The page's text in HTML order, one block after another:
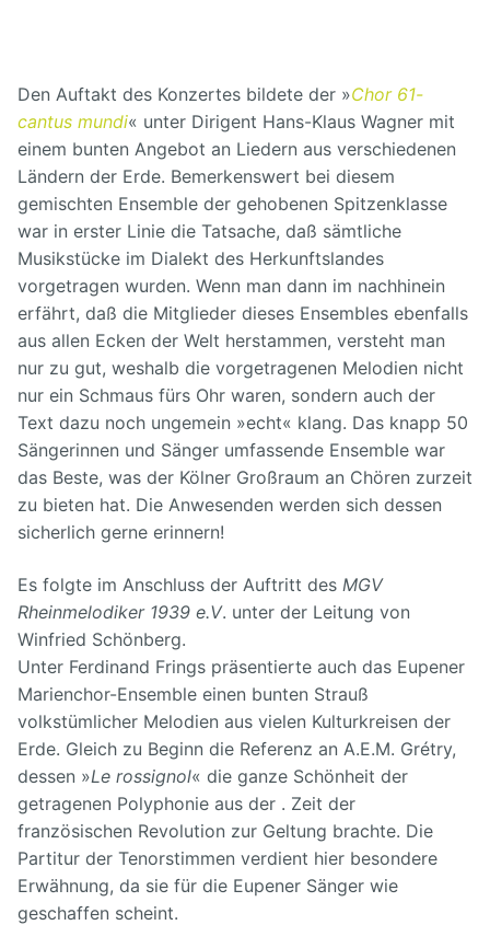
Den Auftakt des Konzertes bildete der »Chor 61-
cantus mundi« unter Dirigent Hans-Klaus Wagner mit
einem bunten Angebot an Liedern aus verschiedenen
Ländern der Erde. Bemerkenswert bei diesem
gemischten Ensemble der gehobenen Spitzenklasse
war in erster Linie die Tatsache, daß sämtliche
Musikstücke im Dialekt des Herkunftslandes
vorgetragen wurden. Wenn man dann im nachhinein
erfährt, daß die Mitglieder dieses Ensembles ebenfalls
aus allen Ecken der Welt herstammen, versteht man
nur zu gut, weshalb die vorgetragenen Melodien nicht
nur ein Schmaus fürs Ohr waren, sondern auch der
Text dazu noch ungemein »echt« klang. Das knapp 50
Sängerinnen und Sänger umfassende Ensemble war
das Beste, was der Kölner Großraum an Chören zurzeit
zu bieten hat. Die Anwesenden werden sich dessen
sicherlich gerne erinnern!
Es folgte im Anschluss der Auftritt des MGV
Rheinmelodiker 1939 e.V. unter der Leitung von
Winfried Schönberg.
Unter Ferdinand Frings präsentierte auch das Eupener
Marienchor-Ensemble einen bunten Strauß
volkstümlicher Melodien aus vielen Kulturkreisen der
Erde. Gleich zu Beginn die Referenz an A.E.M. Grétry,
dessen »Le rossignol« die ganze Schönheit der
getragenen Polyphonie aus der . Zeit der
französischen Revolution zur Geltung brachte. Die
Partitur der Tenorstimmen verdient hier besondere
Erwähnung, da sie für die Eupener Sänger wie
geschaffen scheint.